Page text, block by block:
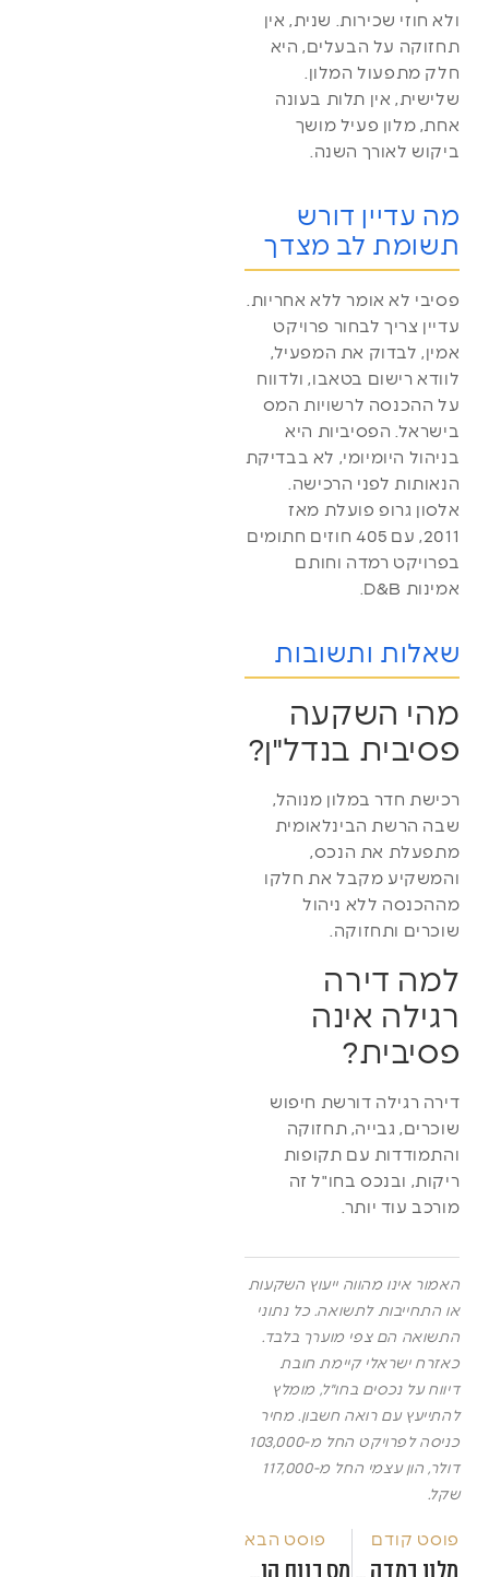
ולא חוזי שכירות. שנית, אין
תחזוקה על הבעלים, היא
חלק מתפעול המלון.
שלישית, אין תלות בעונה
אחת, מלון פעיל מושך
ביקוש לאורך השנה.
מה עדיין דורש
תשומת לב מצדך
פסיבי לא אומר ללא אחריות.
עדיין צריך לבחור פרויקט
אמין, לבדוק את המפעיל,
לוודא רישום בטאבו, ולדווח
על ההכנסה לרשויות המס
בישראל. הפסיביות היא
בניהול היומיומי, לא בבדיקת
הנאותות לפני הרכישה.
אלסון גרופ פועלת מאז
2011, עם 405 חוזים חתומים
בפרויקט רמדה וחותם
אמינות D&B.
שאלות ותשובות
מהי השקעה
פסיבית בנדל"ן?
רכישת חדר במלון מנוהל,
שבה הרשת הבינלאומית
מתפעלת את הנכס,
והמשקיע מקבל את חלקו
מההכנסה ללא ניהול
שוכרים ותחזוקה.
למה דירה
רגילה אינה
פסיבית?
דירה רגילה דורשת חיפוש
שוכרים, גבייה, תחזוקה
והתמודדות עם תקופות
ריקות, ובנכס בחו"ל זה
מורכב עוד יותר.
האמור אינו מהווה ייעוץ השקעות
או התחייבות לתשואה. כל נתוני
התשואה הם צפי מוערך בלבד.
כאזרח ישראלי קיימת חובת
דיווח על נכסים בחו"ל, מומלץ
להתייעץ עם רואה חשבון. מחיר
כניסה לפרויקט החל מ-103,000
דולר, הון עצמי החל מ-117,000
שקל.
פוסט קודם פוסט הבא